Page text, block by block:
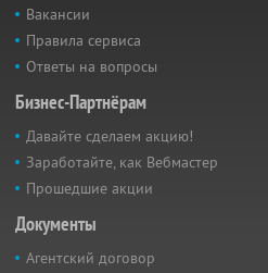
Вакансии
Правила сервиса
Ответы на вопросы
Бизнес-Партнёрам
Давайте сделаем акцию!
Заработайте, как Вебмастер
Прошедшие акции
Документы
Агентский договор